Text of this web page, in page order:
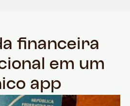
financeira
em um
app